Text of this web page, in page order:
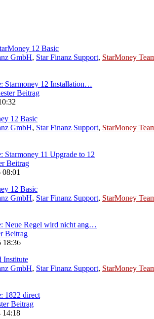
12 Basic
GmbH, Star Finanz Support, StarMoney
Starmoney 12 Installation…
Beitrag
12 Basic
GmbH, Star Finanz Support, StarMoney
Starmoney 11 Upgrade to 12
Beitrag
12 Basic
GmbH, Star Finanz Support, StarMoney
Neue Regel wird nicht ang…
Beitrag
18:36
Institute
GmbH, Star Finanz Support, StarMoney
1822 direct
Beitrag
14:18